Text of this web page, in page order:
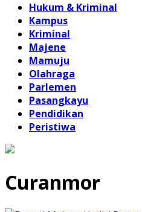
Hukum & Kriminal
Kampus
Kriminal
Majene
Mamuju
Olahraga
Parlemen
Pasangkayu
Pendidikan
Peristiwa
Curanmor